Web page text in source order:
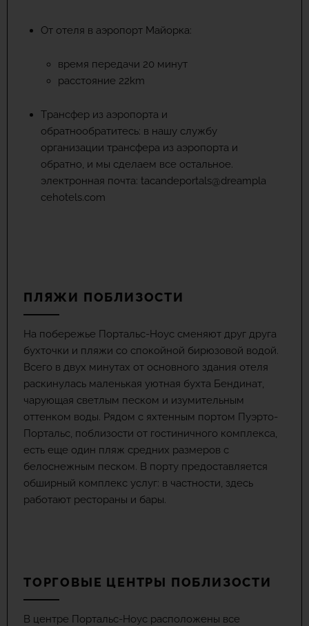
От отеля в аэропорт Майорка:
время передачи 20 минут
расстояние 22km
Tрансфер из аэропорта и
обратнообратитесь: в нашу службу
организации трансфера из аэропорта и
обратно, и мы сделаем все остальное.
электронная почта: tacandeportals@dreampla
cehotels.com
ПЛЯЖИ ПОБЛИЗОСТИ
На побережье Портальс-Ноус сменяют друг друга
бухточки и пляжи со спокойной бирюзовой водой.
Всего в двух минутах от основного здания отеля
раскинулась маленькая уютная бухта Бендинат,
чарующая светлым песком и изумительным
оттенком воды. Рядом с яхтенным портом Пуэрто-
Портальс, поблизости от гостиничного комплекса,
есть еще один пляж средних размеров с
белоснежным песком. В порту предоставляется
обширный комплекс услуг: в частности, здесь
работают рестораны и бары.
ТОРГОВЫЕ ЦЕНТРЫ ПОБЛИЗОСТИ
В центре Портальс-Ноус расположены все